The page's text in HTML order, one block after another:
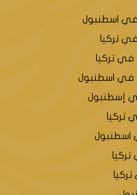
كمول أوف
اسطنبول
تركيا
في تركيا
في اسطنبول
إسطنبول
تركيا
اسطنبول
تركيا